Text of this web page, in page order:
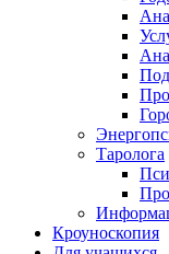
Таролога
Кроуноскопия